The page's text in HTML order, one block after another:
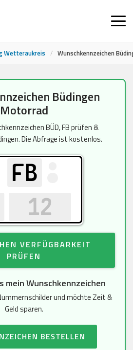
Wetteraukreis / Wunschkennzeichen
Büdingen
Motorrad
BÜD, FB prüfen &
Die Abfrage ist kostenlos.
VERFÜGBARKEIT
PRÜFEN
mein Wunschkennzeichen
und möchte Zeit &
Geld sparen.
BESTELLEN